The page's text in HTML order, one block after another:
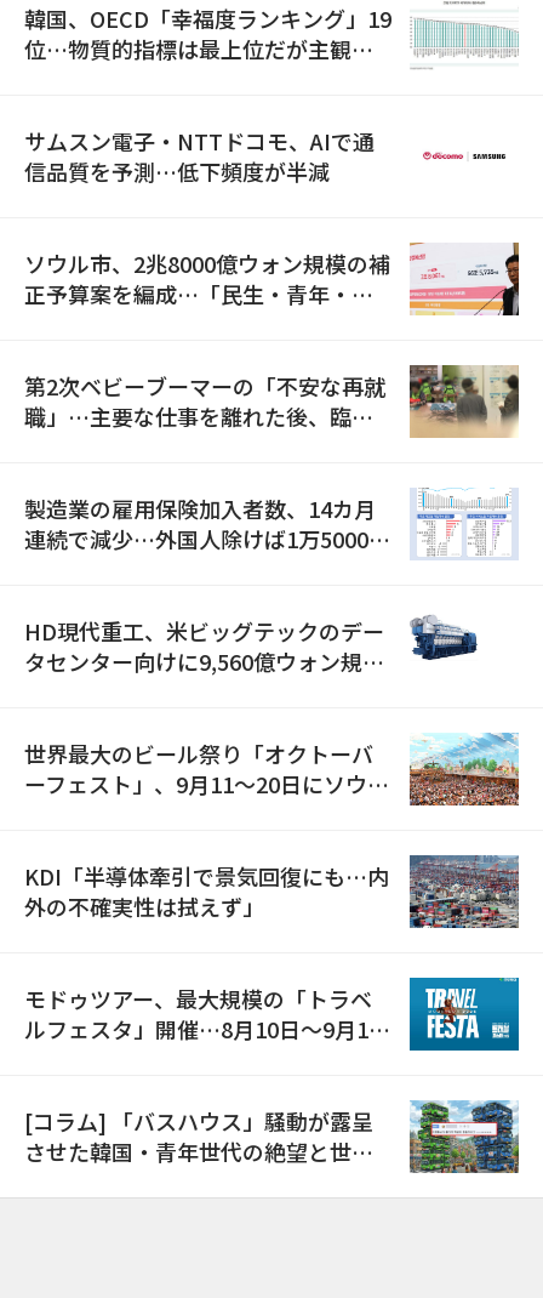
韓国、OECD「幸福度ランキング」19
位…物質的指標は最上位だが主観的
サムスン電子・NTTドコモ、AIで通
信品質を予測…低下頻度が半減
ソウル市、2兆8000億ウォン規模の補
正予算案を編成…「民生・青年・安
第2次ベビーブーマーの「不安な再就
職」…主要な仕事を離れた後、臨時
製造業の雇用保険加入者数、14カ月
連続で減少…外国人除けば1万5000人
HD現代重工、米ビッグテックのデー
タセンター向けに9,560億ウォン規模
世界最大のビール祭り「オクトーバ
ーフェスト」、9月11〜20日にソウル
KDI「半導体牽引で景気回復にも…内
外の不確実性は拭えず」
モドゥツアー、最大規模の「トラベ
ルフェスタ」開催…8月10日～9月11
[コラム] 「バスハウス」騒動が露呈
させた韓国・青年世代の絶望と世代